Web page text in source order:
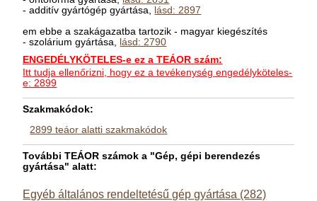
- additív gyártógép gyártása, lásd: 2897
em ebbe a szakágazatba tartozik - magyar kiegészítés
- szolárium gyártása, lásd: 2790
ENGEDÉLYKÖTELES-e ez a TEÁOR szám:
Itt tudja ellenőrizni, hogy ez a tevékenység engedélyköteles-
e: 2899
Szakmakódok:
2899 teáor alatti szakmakódok
További TEÁOR számok a "Gép, gépi berendezés
gyártása" alatt:
Egyéb általános rendeltetésű gép gyártása (282)